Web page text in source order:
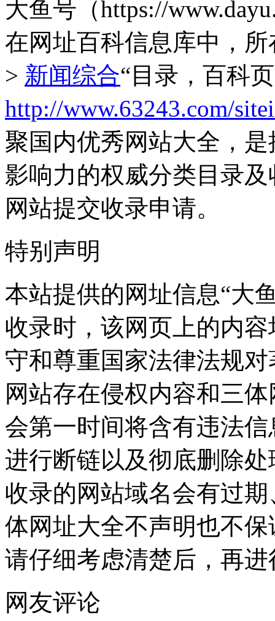
大鱼号（https://
在网址百科信息库中，
> 新闻综合“目录，百科
http://www.63243.com/
聚国内优秀网站大全，
影响力的权威分类目录
网站提交收录申请。
特别声明
本站提供的网址信息“大
收录时，该网页上的内
守和尊重国家法律法规
网站存在侵权内容和三
会第一时间将含有违法
进行断链以及彻底删除
收录的网站域名会有过
体网址大全不声明也不
请仔细考虑清楚后，再
网友评论